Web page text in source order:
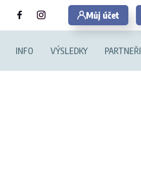
Můj účet
INFO VÝSLEDKY PARTNEŘI